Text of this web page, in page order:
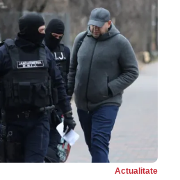
Actualitate